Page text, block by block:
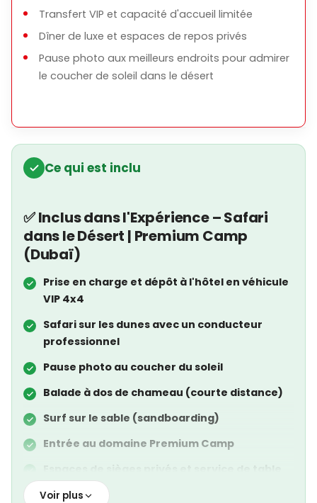
Transfert VIP et capacité d'accueil limitée
Dîner de luxe et espaces de repos privés
Pause photo aux meilleurs endroits pour admirer
le coucher de soleil dans le désert
Ce qui est inclu
✅ Inclus dans l'Expérience – Safari
dans le Désert | Premium Camp
(Dubaï)
Prise en charge et dépôt à l'hôtel en véhicule
VIP 4x4
Safari sur les dunes avec un conducteur
professionnel
Pause photo au coucher du soleil
Balade à dos de chameau (courte distance)
Surf sur le sable (sandboarding)
Entrée au domaine Premium Camp
Dîner buffet ou menu fixe premium
Voir plus